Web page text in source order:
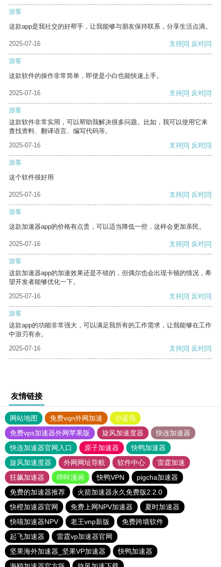
游客
这款app是我社交的好帮手，让我能够与朋友保持联系，分享生活点滴。
2025-07-16 支持[0] 反对[0]
游客
这款软件的操作非常简单，即使是小白也能快速上手。
2025-07-16 支持[0] 反对[0]
游客
这款软件非常实用，可以帮助我解决很多问题。比如，我可以使用它来
查找资料、翻译语言、编写代码等。
2025-07-16
支持[0] 反对[0]
游客
这个软件很好用
2025-07-16 支持[0] 反对[0]
游客
这款加速器app的价格有点贵，可以适当降低一些，这样会更加亲民。
2025-07-16 支持[0] 反对[0]
游客
这款加速器app的加速效果还是不错的，但偶尔也会出现卡顿的情况，希
望开发者能够优化一下。
2025-07-16
支持[0] 反对[0]
游客
这款app的功能非常强大，可以满足我所有的工作需求，让我能够在工作
中游刃有余。
2025-07-16
支持[0] 反对[0]
友情链接
网站地图 免费vqn外网加速
小蓝鸟
免费vps加速器外网苹果版
旋风加速度器
快连加速器
快连加速器官网入口
原子加速器
快鸭加速器
旋风加速度器
外网网址导航 软件中心
雷霆加速
狂飙加速器
哔咔漫画 快鸭VPN
pigcha加速器
免费的加速器推荐
火箭加速器永久免费版2.2.0
快橙加速器官网
免费上网NPV加速器
夏时加速器
快喵加速器NPV
老王vnp新版
免费跨墙软件
起飞加速器
雷霆vp加速器官网
坚果海外加速器_坚果VP加速器
快鸭加速器